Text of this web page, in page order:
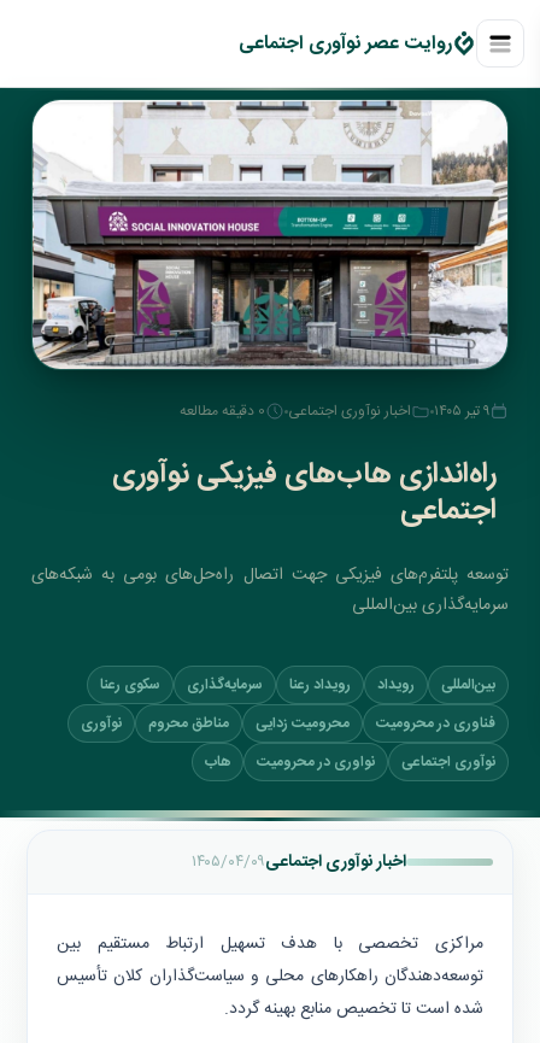
روايت عصر نوآوری اجتماعی
۹ تیر ۱۴۰۵ اخبار نوآوری اجتماعی 0 دقیقه مطالعه
راه‌اندازی هاب‌های فیزیکی نوآوری
اجتماعی
توسعه پلتفرم‌های فیزیکی جهت اتصال راه‌حل‌های بومی به شبکه‌های
سرمایه‌گذاری بین‌المللی
بین‌المللی رویداد رویداد رعنا سرمایه‌گذاری
سکوی رعنا
فناوری در محرومیت
محرومیت زدایی مناطق محروم
نوآوری
نوآوری اجتماعی
نواوری در محرومیت هاب‌
اخبار نوآوری اجتماعی۱۴۰۵/۰۴/۰۹
مراکزی تخصصی با هدف تسهیل ارتباط مستقیم بین
توسعه‌دهندگان راهکارهای محلی و سیاست‌گذاران کلان تأسیس
شده است تا تخصیص منابع بهینه گردد.